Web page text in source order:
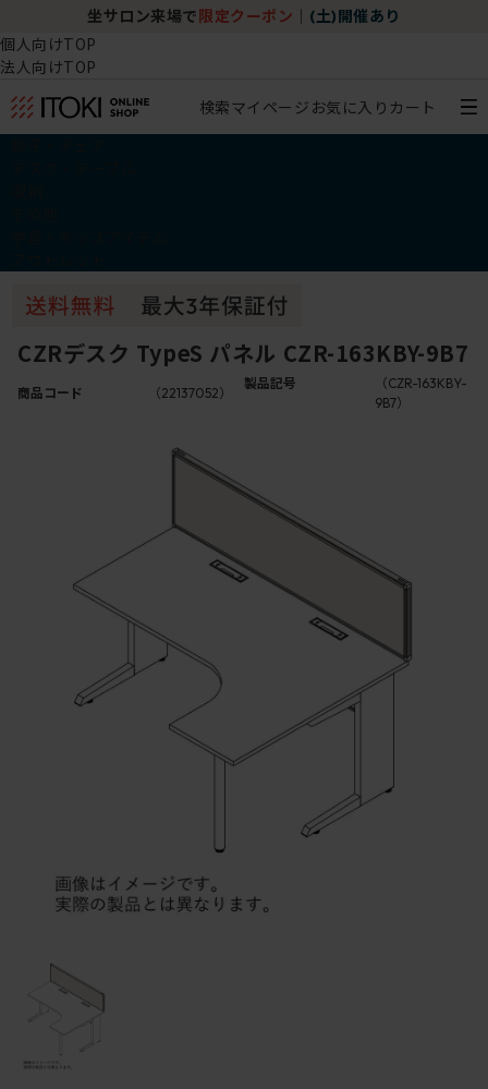
坐サロン来場で 限定クーポン (土)開催あり
個人向けTOP
法人向けTOP
検索マイページ お気に入り カート
CZRデスク TypeS パネル CZR-163KBY-9B7
商品コード （22137052）
製品記号
（CZR-163KBY-
9B7）